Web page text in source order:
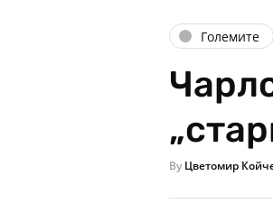
Големите
By Цветомир